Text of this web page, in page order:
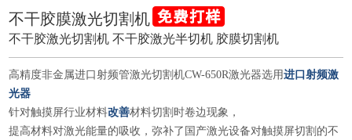
不干胶膜激光切割机
不干胶激光切割机 不干胶激光半切机 胶膜切割机
高精度非金属进口射频管激光切割机CW-650R激光器选用进口射频激
光器
针对触摸屏行业材料改善材料切割时卷边现象，
提高材料对激光能量的吸收，弥补了国产激光设备对触摸屏切割的不